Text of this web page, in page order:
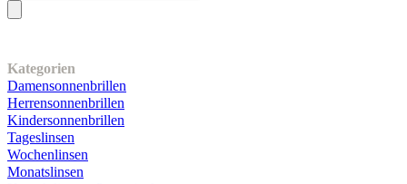
Kategorien
Damensonnenbrillen
Herrensonnenbrillen
Kindersonnenbrillen
Tageslinsen
Wochenlinsen
Monatslinsen